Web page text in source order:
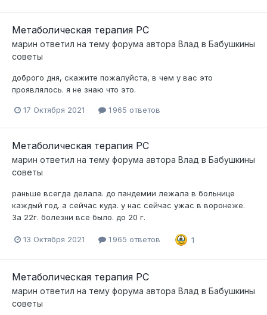
Метаболическая терапия РС
марин ответил на тему форума автора Влад в Бабушкины
советы
доброго дня, скажите пожалуйста, в чем у вас это
проявлялось. я не знаю что это.
17 Октября 2021 1 965 ответов
Метаболическая терапия РС
марин ответил на тему форума автора Влад в Бабушкины
советы
раньше всегда делала. до пандемии лежала в больнице
каждый год. а сейчас куда. у нас сейчас ужас в воронеже.
3а 22г. болезни все было. до 20 г.
13 Октября 2021 1 965 ответов 1
Метаболическая терапия РС
марин ответил на тему форума автора Влад в Бабушкины
советы